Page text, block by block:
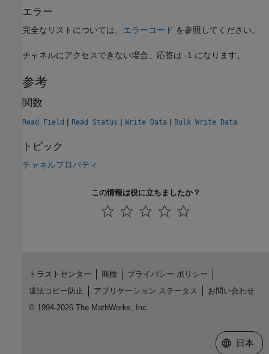
エラー
完全なリストについては、 エラーコード を参照してください。
チャネルにアクセスできない場合、応答は -1 になります。
参考
関数
Read Field | Read Status | Write Data | Bulk Write Data
トピック
チャネルプロパティ
この情報は役に立ちましたか？
トラストセンター 商標
プライバシー ポリシー
違法コピー防止
アプリケーション ステータス
お問い合わせ
© 1994-2026 The MathWorks, Inc.
Web サイ
日本